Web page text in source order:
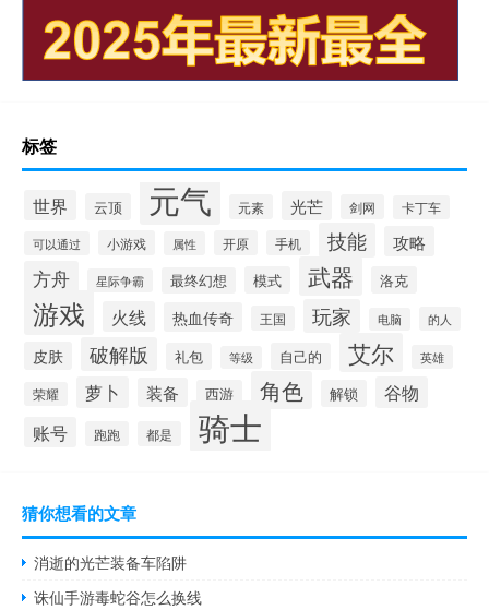
标签
世界 云顶 元气 元素 光芒 剑网 卡丁车
可以通过 小游戏 属性 开原 手机 技能 攻略
方舟 星际争霸 最终幻想 模式 武器 洛克
游戏 火线 热血传奇 王国 玩家 电脑 的人
皮肤 破解版 礼包 等级 自己的 艾尔 英雄
荣耀 萝卜 装备 西游 角色 解锁 谷物
账号 跑跑 都是 骑士
猜你想看的文章
消逝的光芒装备车陷阱
诛仙手游毒蛇谷怎么换线